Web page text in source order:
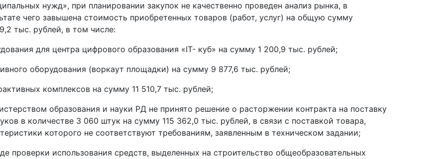
нужд», при планировании закупок не качественно проведен анализ рынка, в
чего завышена стоимость приобретенных товаров (работ, услуг) на общую сумму
тыс. рублей, в том числе:
для центра цифрового образования «IT- куб» на сумму 1 200,9 тыс. рублей;
оборудования (воркаут площадки) на сумму 9 877,6 тыс. рублей;
комплексов на сумму 11 510,7 тыс. рублей;
образования и науки РД не принято решение о расторжении контракта на поставку
в количестве 3 060 штук на сумму 115 362,0 тыс. рублей, в связи с поставкой товара,
которого не соответствуют требованиям, заявленным в техническом задании;
проверки использования средств, выделенных на строительство общеобразовательных